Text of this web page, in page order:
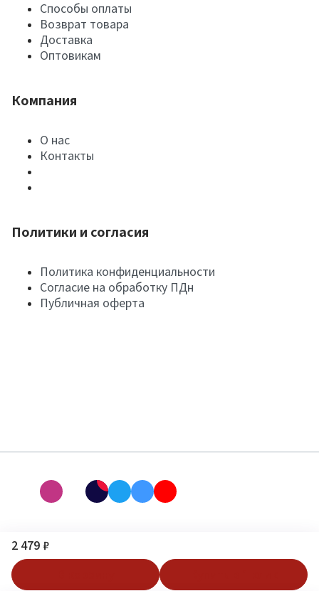
2 479 ₽
Способы оплаты
Возврат товара
Доставка
Оптовикам
Компания
О нас
Контакты
Политики и согласия
Политика конфиденциальности
Согласие на обработку ПДн
Публичная оферта